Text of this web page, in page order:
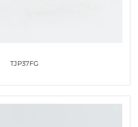
TJP37FG